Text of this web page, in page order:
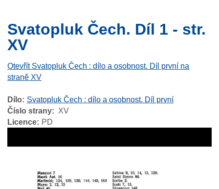
Svatopluk Čech. Díl 1 - str.
XV
Otevřít Svatopluk Čech : dílo a osobnost. Díl první na
straně XV
Dílo
Svatopluk Čech : dílo a osobnost. Díl první
Číslo strany
XV
Licence
PD